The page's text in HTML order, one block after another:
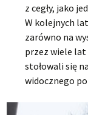
z cegły, jako
W kolejnych
zarówno na
przez wiele lat
stołowali się
widocznego